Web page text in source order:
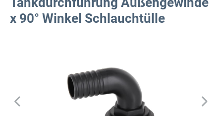
x 90° Winkel Schlauchtülle